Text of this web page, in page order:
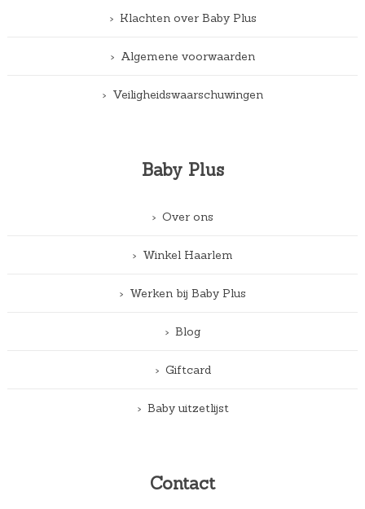
Klachten over Baby Plus
Algemene voorwaarden
Veiligheidswaarschuwingen
Baby Plus
Over ons
Winkel Haarlem
Werken bij Baby Plus
Blog
Giftcard
Baby uitzetlijst
Contact